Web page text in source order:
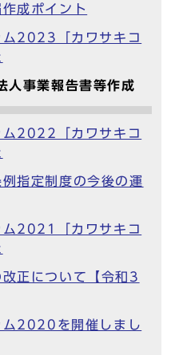
成ポイント
ム2023「カワサキコ
人事業報告書等作成
ム2022「カワサキコ
例指定制度の今後の運
ム2021「カワサキコ
正について【令和3
ム2020を開催しまし